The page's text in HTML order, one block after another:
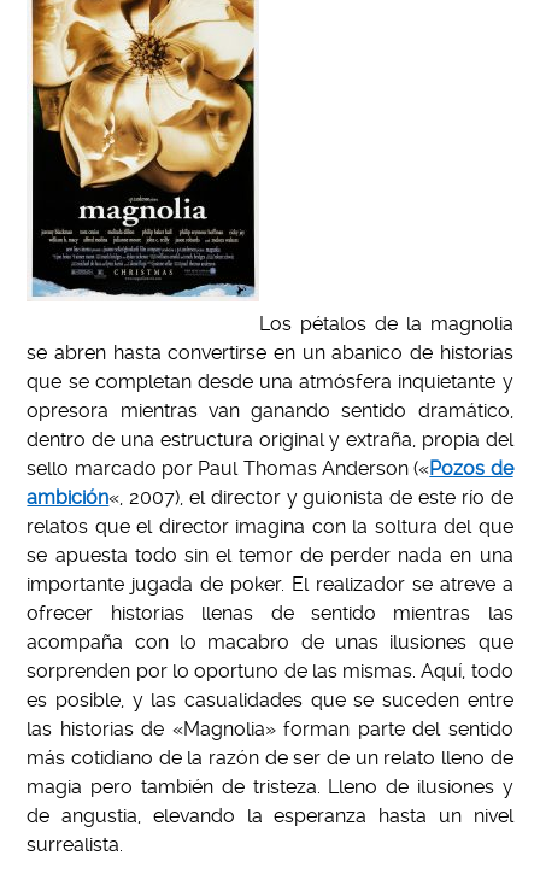
Los pétalos de la magnolia
se abren hasta convertirse en un abanico de historias
que se completan desde una atmósfera inquietante y
opresora mientras van ganando sentido dramático,
dentro de una estructura original y extraña, propia del
sello marcado por Paul Thomas Anderson («Pozos de
ambición«, 2007), el director y guionista de este río de
relatos que el director imagina con la soltura del que
se apuesta todo sin el temor de perder nada en una
importante jugada de poker. El realizador se atreve a
ofrecer historias llenas de sentido mientras las
acompaña con lo macabro de unas ilusiones que
sorprenden por lo oportuno de las mismas. Aquí, todo
es posible, y las casualidades que se suceden entre
las historias de «Magnolia» forman parte del sentido
más cotidiano de la razón de ser de un relato lleno de
magia pero también de tristeza. Lleno de ilusiones y
de angustia, elevando la esperanza hasta un nivel
surrealista.